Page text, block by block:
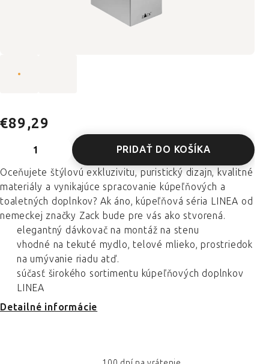
€89,29
PRIDAŤ DO KOŠÍKA
Oceňujete štýlovú exkluzivitu, puristický dizajn, kvalitné
materiály a vynikajúce spracovanie kúpeľňových a
toaletných doplnkov? Ak áno, kúpeľňová séria LINEA od
nemeckej značky Zack bude pre vás ako stvorená.
elegantný dávkovač na montáž na stenu
vhodné na tekuté mydlo, telové mlieko, prostriedok
na umývanie riadu atď.
súčasť širokého sortimentu kúpeľňových doplnkov
LINEA
Detailné informácie